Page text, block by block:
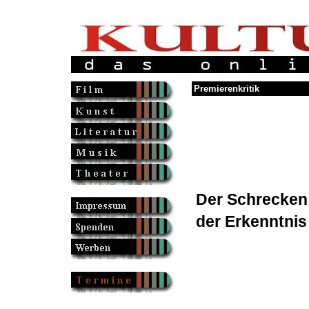
Premierenkritik
Der Schrecken
der Erkenntnis